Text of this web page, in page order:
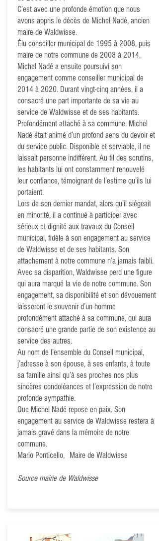
C’est avec une profonde émotion que nous
avons appris le décès de Michel Nadé, ancien
maire de Waldwisse.
Élu conseiller municipal de 1995 à 2008, puis
maire de notre commune de 2008 à 2014,
Michel Nadé a ensuite poursuivi son
engagement comme conseiller municipal de
2014 à 2020. Durant vingt-cinq années, il a
consacré une part importante de sa vie au
service de Waldwisse et de ses habitants.
Profondément attaché à sa commune, Michel
Nadé était animé d’un profond sens du devoir et
du service public. Disponible et serviable, il ne
laissait personne indifférent. Au fil des scrutins,
les habitants lui ont constamment renouvelé
leur confiance, témoignant de l’estime qu’ils lui
portaient.
Lors de son dernier mandat, alors qu’il siégeait
en minorité, il a continué à participer avec
sérieux et dignité aux travaux du Conseil
municipal, fidèle à son engagement au service
de Waldwisse et de ses habitants. Son
attachement à notre commune n’a jamais faibli.
Avec sa disparition, Waldwisse perd une figure
qui aura marqué la vie de notre commune. Son
engagement, sa disponibilité et son dévouement
laisseront le souvenir d’un homme
profondément attaché à sa commune, qui aura
consacré une grande partie de son existence au
service des autres.
Au nom de l’ensemble du Conseil municipal,
j’adresse à son épouse, à ses enfants, à toute
sa famille ainsi qu’à ses proches nos plus
sincères condoléances et l’expression de notre
profonde sympathie.
Que Michel Nadé repose en paix. Son
engagement au service de Waldwisse restera à
jamais gravé dans la mémoire de notre
commune.
Mario Ponticello, Maire de Waldwisse
Source mairie de Waldwisse